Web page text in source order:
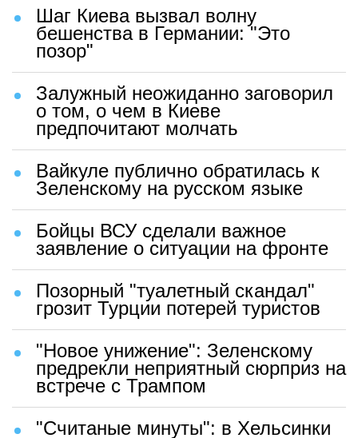
Шаг Киева вызвал волну
бешенства в Германии: "Это
позор"
Залужный неожиданно заговорил
о том, о чем в Киеве
предпочитают молчать
Вайкуле публично обратилась к
Зеленскому на русском языке
Бойцы ВСУ сделали важное
заявление о ситуации на фронте
Позорный "туалетный скандал"
грозит Турции потерей туристов
"Новое унижение": Зеленскому
предрекли неприятный сюрприз на
встрече с Трампом
"Считаные минуты": в Хельсинки